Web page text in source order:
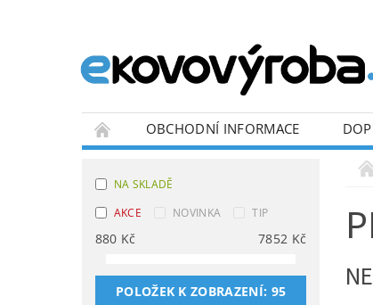
OBCHODNÍ INFORMACE
NA SKLADĚ
AKCE
NOVINKA TIP
880 Kč 7852 Kč
POLOŽEK K ZOBRAZENÍ: 95